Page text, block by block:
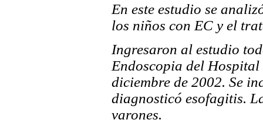
En este estudio se
los niños con EC y el
Ingresaron al estudio
Endoscopia del Hospital
diciembre de 2002. Se
diagnosticó esofagitis.
varones.